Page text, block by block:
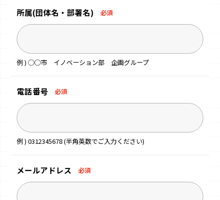
所属(団体名・部署名) 必須
例 ) ◯◯市 イノベーション部 企画グループ
電話番号 必須
例 ) 0312345678 (半角英数でご入力ください)
メールアドレス 必須